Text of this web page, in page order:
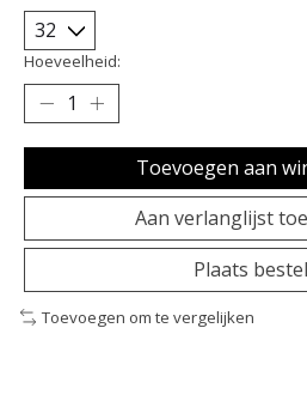
Hoeveelheid:
Toevoegen aan
Aan verlanglijst
Plaats
Toevoegen om te vergelijken